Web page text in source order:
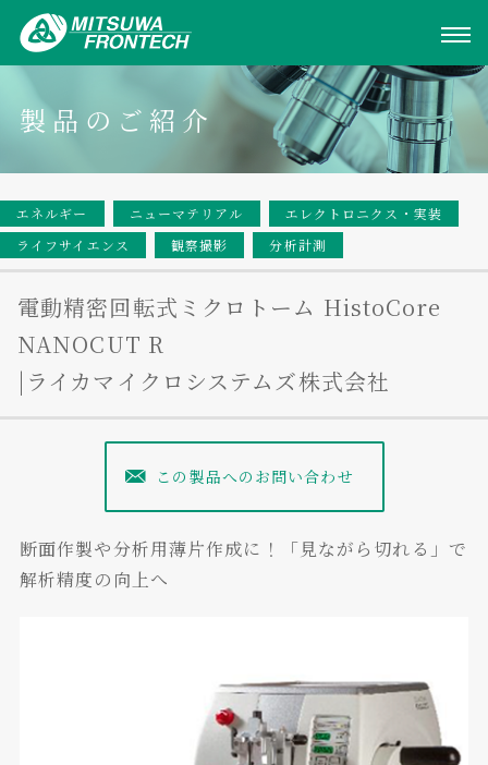
製品のご紹介
エネルギー ニューマテリアル
エレクトロニクス・実装
ライフサイエンス
観察撮影 分析計測
電動精密回転式ミクロトーム HistoCore
NANOCUT R
|ライカマイクロシステムズ株式会社
この製品へのお問い合わせ
断面作製や分析用薄片作成に！「見ながら切れる」で
解析精度の向上へ